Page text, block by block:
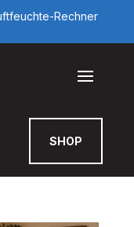
Rechner
SHOP